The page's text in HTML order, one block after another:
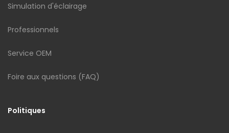
Simulation d'éclairage
Professionnels
Service OEM
Foire aux questions (FAQ)
Politiques